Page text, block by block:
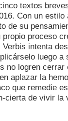
textos
Con un
de su
proceso
intenta
luego
no logren
aplazar la
que remedie
cierta de vivir la